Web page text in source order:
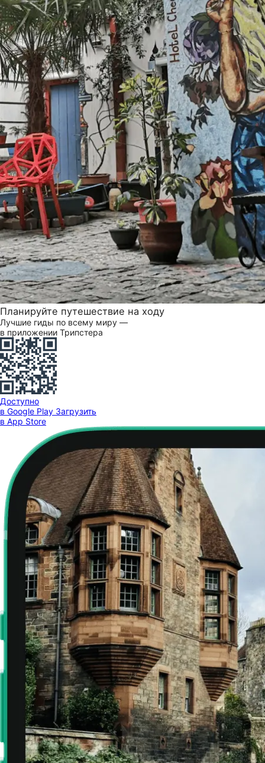
Планируйте путешествие на ходу
Лучшие гиды по всему миру —
в приложении Трипстера
Доступно
в Google Play Загрузить
в App Store